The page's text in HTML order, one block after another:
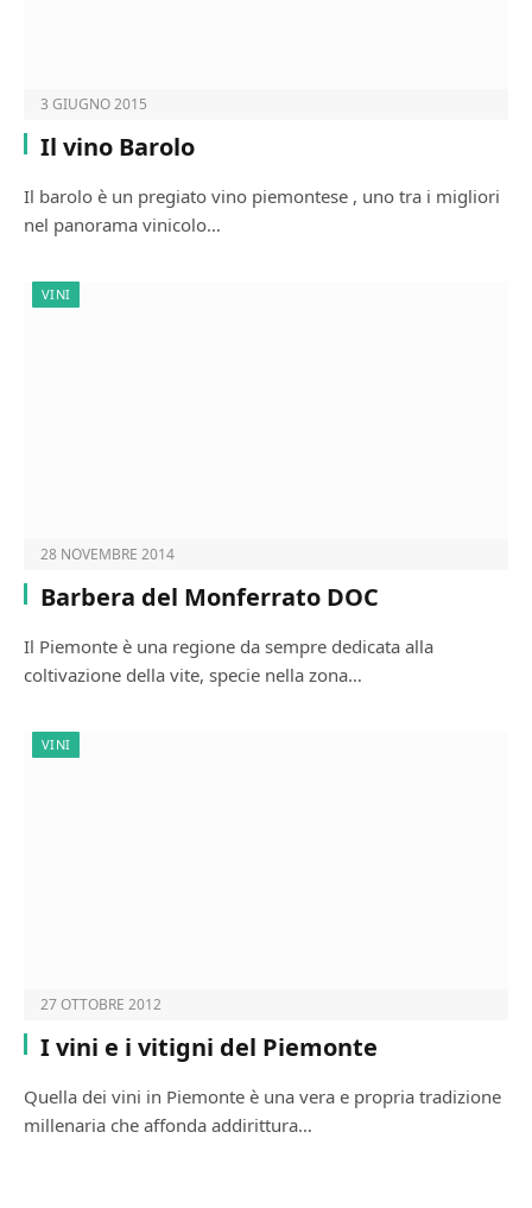
3 GIUGNO 2015
Il vino Barolo
Il barolo è un pregiato vino piemontese , uno tra i migliori
nel panorama vinicolo…
VINI
28 NOVEMBRE 2014
Barbera del Monferrato DOC
Il Piemonte è una regione da sempre dedicata alla
coltivazione della vite, specie nella zona…
VINI
27 OTTOBRE 2012
I vini e i vitigni del Piemonte
Quella dei vini in Piemonte è una vera e propria tradizione
millenaria che affonda addirittura…